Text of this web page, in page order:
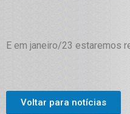
E em janeiro/23 estaremos
Voltar para notícias